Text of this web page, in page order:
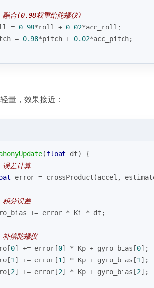
合(0.98权重给陀螺仪)
=
0.98*roll + 0.02*acc_roll;
=
0.98*pitch + 0.02*acc_pitch;
量，效果接近：
(float dt)
{
差计算
error = crossProduct(accel,
分误差
+= error * Ki * dt;
偿陀螺仪
0] += error[0] * Kp + gyro_bias[0];
1 ] += error[1 ] * Kp + gyro_bias[1 ];
2] += error[2] * Kp + gyro_bias[2];